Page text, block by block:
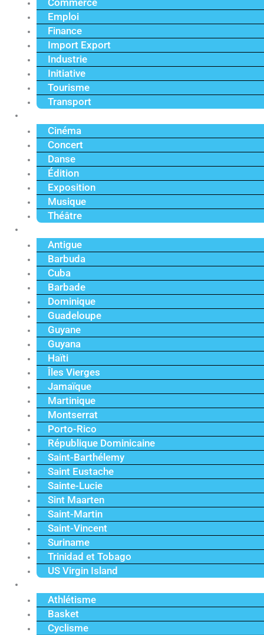
Commerce
Emploi
Finance
Import Export
Industrie
Initiative
Tourisme
Transport
Cinéma
Concert
Danse
Édition
Exposition
Musique
Théâtre
Antigue
Barbuda
Cuba
Barbade
Dominique
Guadeloupe
Guyane
Guyana
Haïti
Îles Vierges
Jamaïque
Martinique
Montserrat
Porto-Rico
République Dominicaine
Saint-Barthélemy
Saint Eustache
Sainte-Lucie
Sint Maarten
Saint-Martin
Saint-Vincent
Suriname
Trinidad et Tobago
US Virgin Island
Athlétisme
Basket
Cyclisme